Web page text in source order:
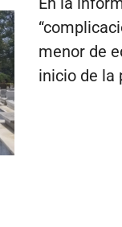
menor de
inicio de la